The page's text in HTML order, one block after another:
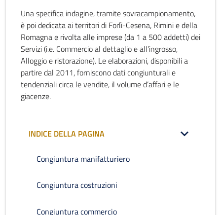
Una specifica indagine, tramite sovracampionamento,
è poi dedicata ai territori di Forlì-Cesena, Rimini e della
Romagna e rivolta alle imprese (da 1 a 500 addetti) dei
Servizi (i.e. Commercio al dettaglio e all’ingrosso,
Alloggio e ristorazione). Le elaborazioni, disponibili a
partire dal 2011, forniscono dati congiunturali e
tendenziali circa le vendite, il volume d’affari e le
giacenze.
INDICE DELLA PAGINA
Congiuntura manifatturiero
Congiuntura costruzioni
Congiuntura commercio